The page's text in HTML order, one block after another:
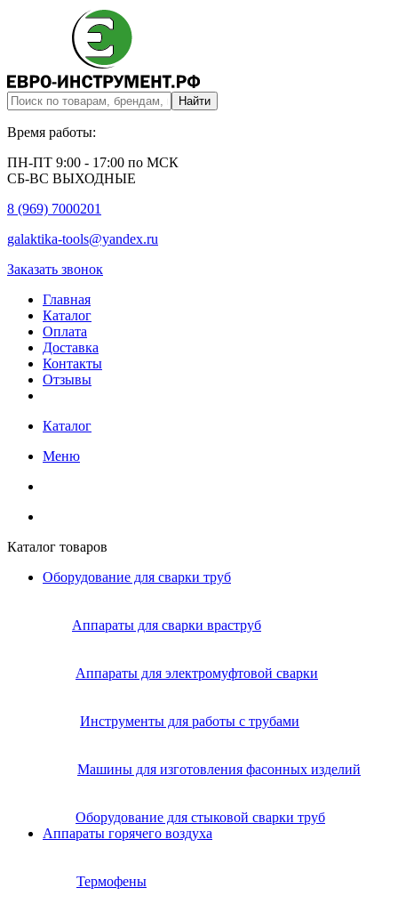
Время работы:
ПН-ПТ 9:00 - 17:00 по МСК
СБ-ВС ВЫХОДНЫЕ
8 (969) 7000201
galaktika-tools@yandex.ru
Заказать звонок
Главная
Каталог
Оплата
Доставка
Контакты
Отзывы
Каталог
Меню
Каталог товаров
Оборудование для сварки труб
Аппараты для сварки враструб
Аппараты для электромуфтовой сварки
Инструменты для работы с трубами
Машины для изготовления фасонных изделий
Оборудование для стыковой сварки труб
Аппараты горячего воздуха
Термофены